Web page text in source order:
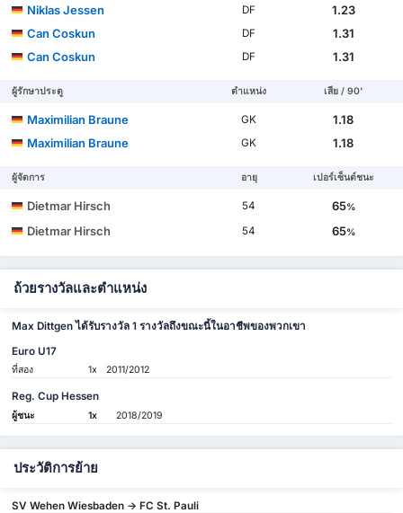
Niklas Jessen
DF
1.23
Can Coskun
DF
1.31
Can Coskun
DF 1.31
ผู้รักษาประตู ตำแหน่ง เสีย / 90'
Maximilian Braune GK
1.18
Maximilian Braune
GK 1.18
ผู้จัดการ อายุ เปอร์เซ็นต์ชนะ
Dietmar Hirsch 54 65%
Dietmar Hirsch 54 65%
ถ้วยรางวัลและตำแหน่ง
Max Dittgen ได้รับรางวัล 1 รางวัลถึงขณะนี้ในอาชีพของพวกเขา
Euro U17
ที่สอง 1x 2011/2012
Reg. Cup Hessen
ผู้ชนะ 1x 2018/2019
ประวัติการย้าย
SV Wehen Wiesbaden -> FC St. Pauli